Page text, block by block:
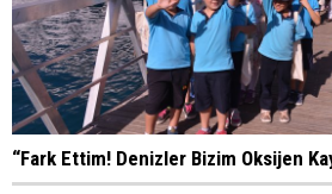
“Fark Ettim! Denizler Bizim Oksijen